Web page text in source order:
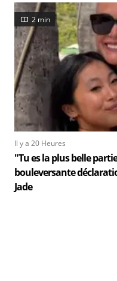
2 min
Il y a 20 Heures
"Tu es la plus belle
bouleversante
Jade